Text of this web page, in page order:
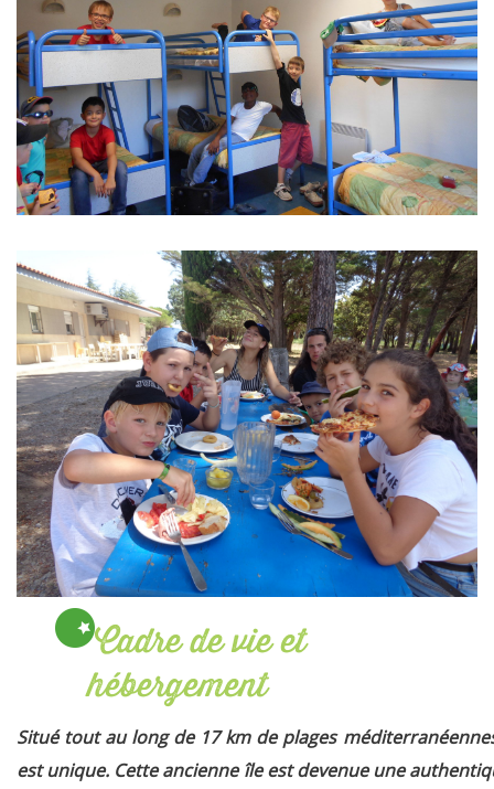
Cadre de vie et
hébergement
Situé tout au long de 17 km de plages
est unique. Cette ancienne île est devenue une